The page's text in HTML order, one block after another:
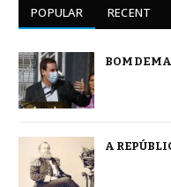
POPULAR RECENT
BOM
A